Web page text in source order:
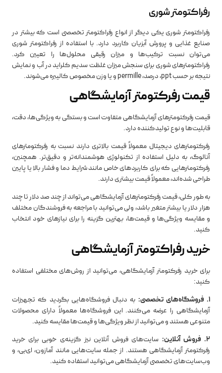
رفراکتومتر شوری
رفراکتومتر شوری یکی دیگر از انواع رفراکتومتر تخصصی است که بیشتر در
صنایع غذایی و پرورش آبزیان کاربرد دارد. با استفاده از رفراکتومتر شوری
می‌توان نسبت ترکیب‌ها و میزان رقیقی محلول‌ها را تعیین کرد.
رفراکتومترهای شوری برای سنجش میزان غلظت سدیم کلراید در آب و نمایش
نتیجه بر حسب ppt، درصد، permille و یا وزن مخصوص کالیبره می‌شوند.
قیمت رفرکتومتر آزمایشگاهی
قیمت رفرکتومترهای آزمایشگاهی متفاوت است و بستگی به ویژگی‌ها، دقت،
قابلیت‌ها و نوع تولیدکننده دارد.
رفرکتومترهای دیجیتال معمولاً قیمت بالاتری دارند نسبت به رفرکتومترهای
آنالوگ، به دلیل استفاده از تکنولوژی هوشمندانه‌تر و دقیق‌تر. همچنین،
رفرکتومترهایی که برای کاربردهای خاص مانند شرایط دما و فشار بالا یا پایین
طراحی شده‌اند، معمولاً قیمت بیشتری دارند.
به طور کلی، قیمت رفرکتومترهای آزمایشگاهی می‌تواند از چند صد دلار تا چند
هزار دلار یا بیشتر متغیر باشد، ولی می‌توانید با مراجعه به فروشندگان مختلف
و مقایسه ویژگی‌ها و قیمت‌ها، بهترین گزینه را برای نیازهای خود انتخاب
کنید.
خرید رفراکتومتر آزمایشگاهی
برای خرید رفرکتومتر آزمایشگاهی، می‌توانید از روش‌های مختلفی استفاده
کنید:
1. فروشگاه‌های تخصصی:
به دنبال فروشگاه‌هایی بگردید که تجهیزات
آزمایشگاهی را عرضه می‌کنند. این فروشگاه‌ها معمولاً دارای محصولات
متنوعی هستند و می‌توانید از نظر ویژگی‌ها و قیمت‌ها مقایسه کنید.
2. فروش آنلاین:
سایت‌های فروش آنلاین نیز گزینه‌ی خوبی برای خرید
رفرکتومتر آزمایشگاهی هستند. از جمله سایت‌هایی مانند آمازون، ای‌بی، و
وب‌سایت‌های تخصصی آزمایشگاهی می‌توانید استفاده کنید.